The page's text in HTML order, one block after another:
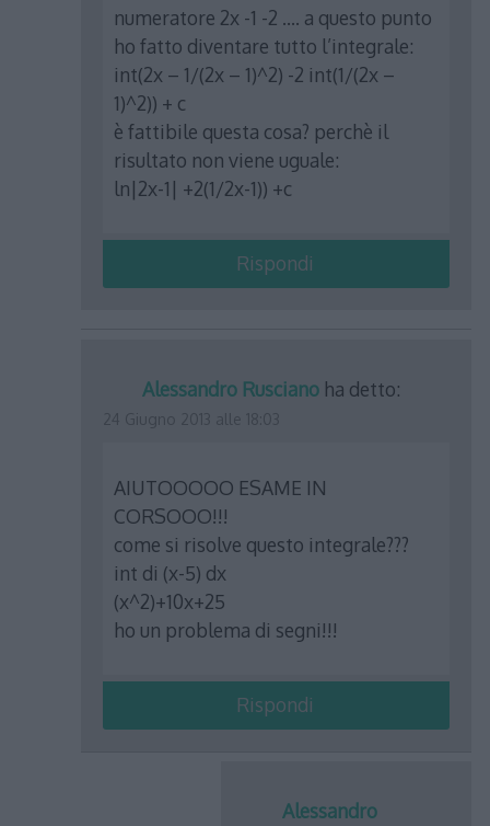
numeratore 2x -1 -2 …. a questo punto
ho fatto diventare tutto l’integrale:
int(2x – 1/(2x – 1)^2) -2 int(1/(2x –
1)^2)) + c
è fattibile questa cosa? perchè il
risultato non viene uguale:
ln|2x-1| +2(1/2x-1)) +c
Rispondi
Alessandro Rusciano ha detto:
AIUTOOOOO ESAME IN
CORSOOO!!!
come si risolve questo integrale???
int di (x-5) dx
(x^2)+10x+25
ho un problema di segni!!!
Rispondi
Alessandro